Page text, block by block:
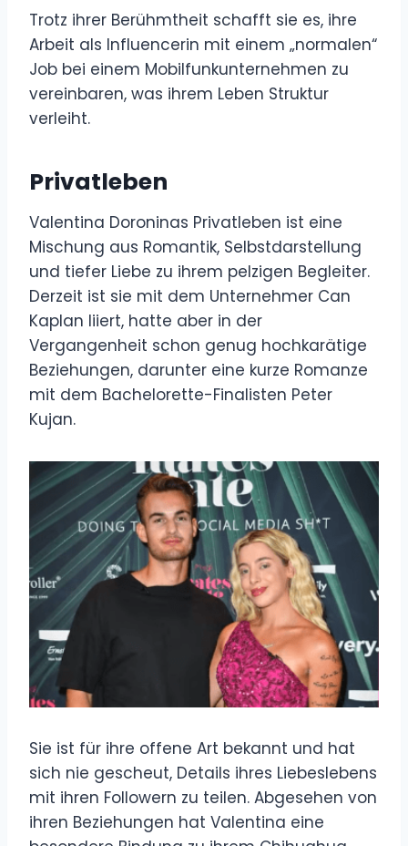
Trotz ihrer Berühmtheit schafft sie es, ihre
Arbeit als Influencerin mit einem „normalen“
Job bei einem Mobilfunkunternehmen zu
vereinbaren, was ihrem Leben Struktur
verleiht.
Privatleben
Valentina Doroninas Privatleben ist eine
Mischung aus Romantik, Selbstdarstellung
und tiefer Liebe zu ihrem pelzigen Begleiter.
Derzeit ist sie mit dem Unternehmer Can
Kaplan liiert, hatte aber in der
Vergangenheit schon genug hochkarätige
Beziehungen, darunter eine kurze Romanze
mit dem Bachelorette-Finalisten Peter
Kujan.
Sie ist für ihre offene Art bekannt und hat
sich nie gescheut, Details ihres Liebeslebens
mit ihren Followern zu teilen. Abgesehen von
ihren Beziehungen hat Valentina eine